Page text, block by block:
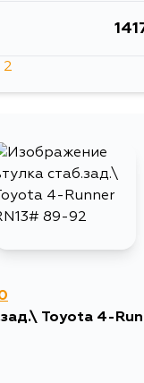
2
Toyota 4-